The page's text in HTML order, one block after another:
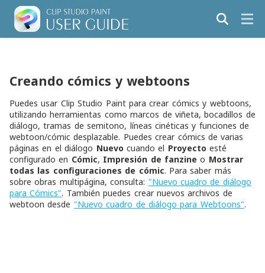
Creando cómics y webtoons
Puedes usar Clip Studio Paint para crear cómics y webtoons,
utilizando herramientas como marcos de viñeta, bocadillos de
diálogo, tramas de semitono, líneas cinéticas y funciones de
webtoon/cómic desplazable. Puedes crear cómics de varias
páginas en el diálogo Nuevo cuando el Proyecto esté
configurado en Cómic, Impresión de fanzine o Mostrar
todas las configuraciones de cómic. Para saber más
sobre obras multipágina, consulta: "Nuevo cuadro de diálogo
para Cómics". También puedes crear nuevos archivos de
webtoon desde "Nuevo cuadro de diálogo para Webtoons".